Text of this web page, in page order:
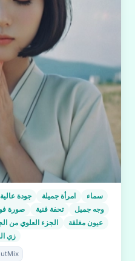
جودة عالية امرأة جميلة
سماء
صورة
تحفة فنية
وجه جميل
الجزء العلوي من
عيون مغلقة
زي